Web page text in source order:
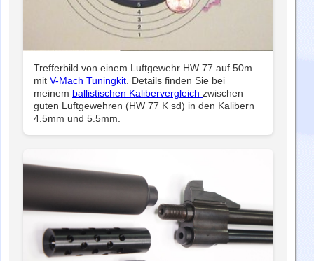
Trefferbild von einem Luftgewehr HW 77 auf 50m
mit V-Mach Tuningkit . Details finden Sie bei
meinem ballistischen Kalibervergleich zwischen
guten Luftgewehren (HW 77 K sd) in den Kalibern
4.5mm und 5.5mm.